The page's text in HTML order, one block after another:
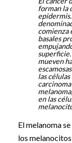
forman la
comienza
basales
superficie.
mueven
las células
en las
El melanoma
los melanocitos